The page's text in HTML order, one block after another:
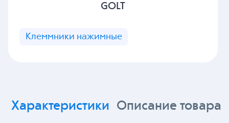
GOLT
Клеммники нажимные
Характеристики Описание товара